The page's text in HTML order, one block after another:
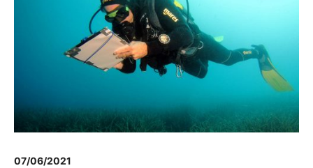
07/06/2021